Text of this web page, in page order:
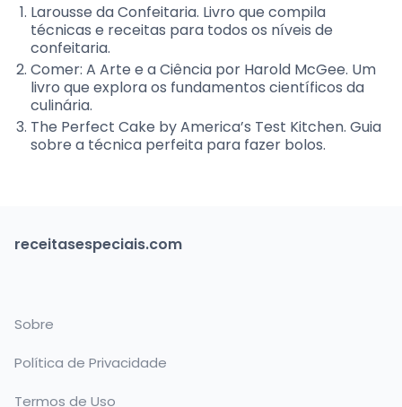
Larousse da Confeitaria. Livro que compila
técnicas e receitas para todos os níveis de
confeitaria.
Comer: A Arte e a Ciência por Harold McGee. Um
livro que explora os fundamentos científicos da
culinária.
The Perfect Cake by America’s Test Kitchen. Guia
sobre a técnica perfeita para fazer bolos.
receitasespeciais.com
Sobre
Política de Privacidade
Termos de Uso